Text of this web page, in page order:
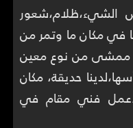
في مكان ما وتمر من
ممشى من نوع معين
حديقة، مكان
فني مقام في